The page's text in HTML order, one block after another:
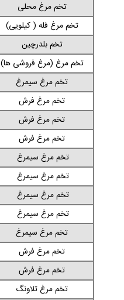
تخم مرغ محلی
تخم مرغ فله ( کیلویی)
تخم بلدرچین
تخم مرغ (مرغ فروشی ها)
تخم مرغ سیمرغ
تخم مرغ فرش
تخم مرغ فرش
تخم مرغ فرش
تخم مرغ سیمرغ
تخم مرغ سیمرغ
تخم مرغ سیمرغ
تخم مرغ سیمرغ
تخم مرغ سیمرغ
تخم مرغ فرش
تخم مرغ فرش
تخم مرغ تلاونگ